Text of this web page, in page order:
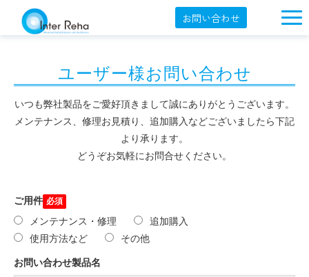
お問い合わせ
製品一覧
展示会・学会
セミナー情報
導入事例
オンラインショップ
English
ユーザー様お問い合わせ
いつも弊社製品をご愛好頂きまして誠にありがとうございます。
メンテナンス、修理お見積り、追加購入などございましたら下記
より承ります。
どうぞお気軽にお問合せください。
ご用件
メンテナンス・修理
追加購入
使用方法など
その他
お問い合わせ製品名